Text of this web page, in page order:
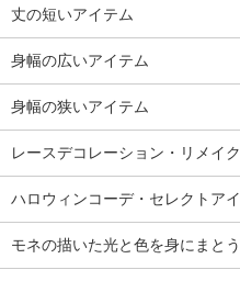
丈の短いアイテム
身幅の広いアイテム
身幅の狭いアイテム
レースデコレーション・リメイ
ハロウィンコーデ・セレクトア
モネの描いた光と色を身にまと